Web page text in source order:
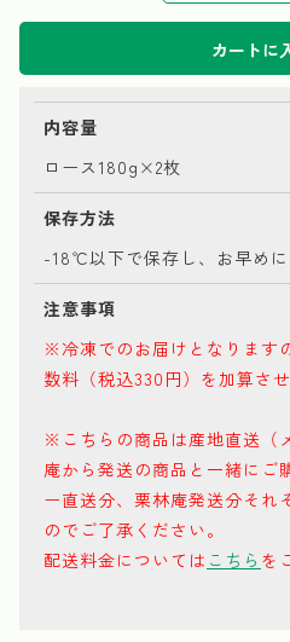
カートに
内容量
ロース180g×2枚
保存方法
-18℃以下で保存し、お早めに
注意事項
※冷凍でのお届けとなります
数料（税込330円）を加算さ
※こちらの商品は産地直送（
庵から発送の商品と一緒にご
ー直送分、栗林庵発送分それ
のでご了承ください。
配送料金については こちら を